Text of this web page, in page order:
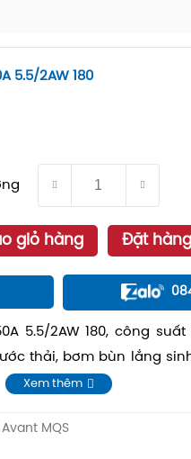
5.5/2AW 180
giỏ hàng Đặt hàng
5.5/2AW 180, công suất
thải, bơm bùn lắng
Xem thêm
MQS